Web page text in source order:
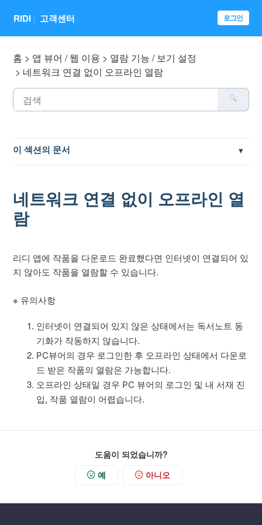
RIDI 고객센터 로그인
홈 앱 뷰어 / 웹 이용
열람 기능 / 보기 설정
네트워크 연결 없이 오프라인 열람
이 섹션의 문서
앱뷰어 활용 방법
네트워크 연결 없이 오프라인 열람
듣기기능(TTS) 이용 방법
이미지(사진/PDF) 확대 방법
리디바탕 활용 방법
콘텐츠 화면 밝기 조절 하기
네트워크 연결 없이 오프라인 열
람
리디 앱에 작품을 다운로드 완료했다면 인터넷이 연결되어 있
지 않아도 작품을 열람할 수 있습니다.
※ 유의사항
인터넷이 연결되어 있지 않은 상태에서는 독서노트 동
기화가 작동하지 않습니다.
PC뷰어의 경우 로그인한 후 오프라인 상태에서 다운로
드 받은 작품의 열람은 가능합니다.
오프라인 상태일 경우 PC 뷰어의 로그인 및 내 서재 진
입, 작품 열람이 어렵습니다.
도움이 되었습니까?
예 아니오